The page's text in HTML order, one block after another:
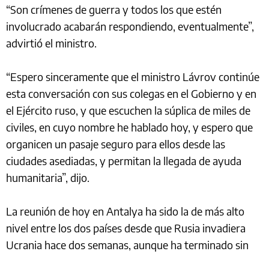
“Son crímenes de guerra y todos los que estén
involucrado acabarán respondiendo, eventualmente”,
advirtió el ministro.
“Espero sinceramente que el ministro Lávrov continúe
esta conversación con sus colegas en el Gobierno y en
el Ejército ruso, y que escuchen la súplica de miles de
civiles, en cuyo nombre he hablado hoy, y espero que
organicen un pasaje seguro para ellos desde las
ciudades asediadas, y permitan la llegada de ayuda
humanitaria”, dijo.
La reunión de hoy en Antalya ha sido la de más alto
nivel entre los dos países desde que Rusia invadiera
Ucrania hace dos semanas, aunque ha terminado sin